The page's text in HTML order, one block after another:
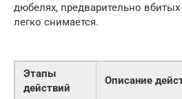
дюбелях, предварительно
легко снимается.
Этапы
действий
Описание